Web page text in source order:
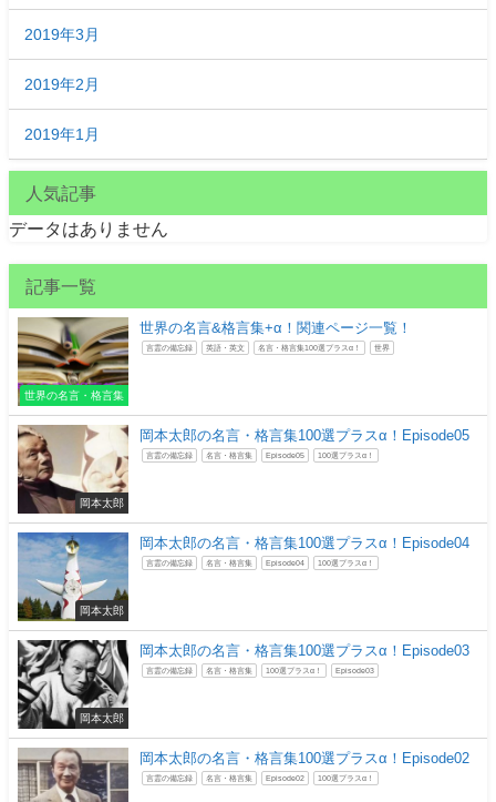
2019年3月
2019年2月
2019年1月
人気記事
データはありません
記事一覧
世界の名言・格言集
世界の名言&格言集+α！関連ページ一覧！
言霊の備忘録 英語・英文 名言・格言集100選プラスα！ 世界
岡本太郎
岡本太郎の名言・格言集100選プラスα！Episode05
言霊の備忘録 名言・格言集 Episode05 100選プラスα！
岡本太郎
岡本太郎の名言・格言集100選プラスα！Episode04
言霊の備忘録 名言・格言集 Episode04 100選プラスα！
岡本太郎
岡本太郎の名言・格言集100選プラスα！Episode03
言霊の備忘録 名言・格言集 100選プラスα！ Episode03
岡本太郎の名言・格言集100選プラスα！Episode02
言霊の備忘録 名言・格言集 Episode02 100選プラスα！